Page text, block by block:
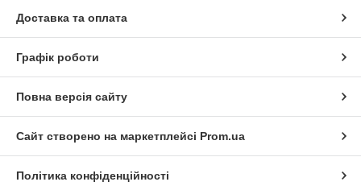
Доставка та оплата
Графік роботи
Повна версія сайту
Сайт створено на маркетплейсі Prom.ua
Політика конфіденційності